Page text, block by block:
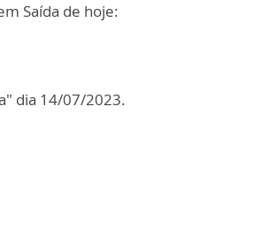
Saída de hoje:
dia 14/07/2023.